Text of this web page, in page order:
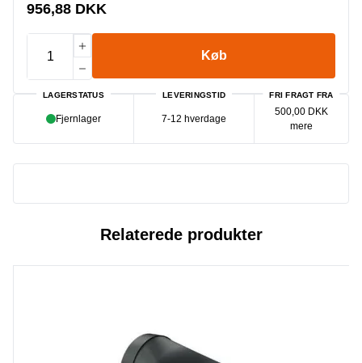
956,88 DKK
Køb
LAGERSTATUS
Fjernlager
LEVERINGSTID
7-12 hverdage
FRI FRAGT FRA
500,00 DKK
mere
Relaterede produkter